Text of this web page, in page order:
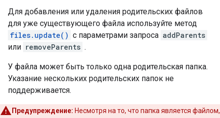
Для добавления или удаления родительских файлов
для уже существующего файла используйте метод
files.update() с параметрами запроса addParents
или removeParents .
У файла может быть только одна родительская папка.
Указание нескольких родительских папок не
поддерживается.
Предупреждение: Несмотря на то, что папка является файлом,